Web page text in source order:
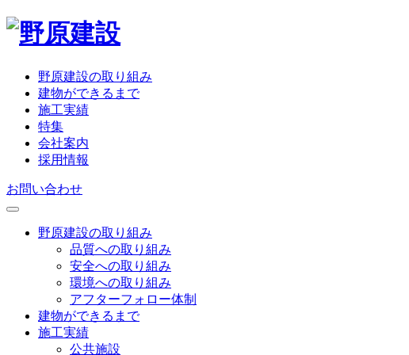
野原建設の取り組み
建物ができるまで
施工実績
特集
会社案内
採用情報
お問い合わせ
野原建設の取り組み
品質への取り組み
安全への取り組み
環境への取り組み
アフターフォロー体制
建物ができるまで
施工実績
公共施設